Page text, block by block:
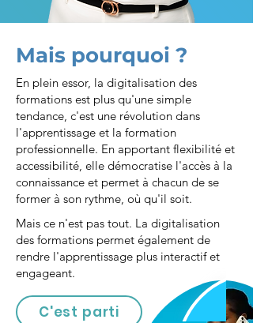
Mais pourquoi ?
En plein essor, la digitalisation des
formations est plus qu'une simple
tendance, c'est une révolution dans
l'apprentissage et la formation
professionnelle. En apportant flexibilité et
accessibilité, elle démocratise l'accès à la
connaissance et permet à chacun de se
former à son rythme, où qu'il soit.
Mais ce n'est pas tout. La digitalisation
des formations permet également de
rendre l'apprentissage plus interactif et
engageant.
C'est parti